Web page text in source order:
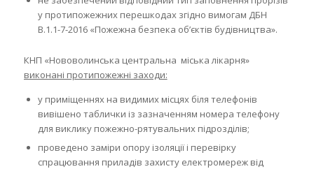
у протипожежних перешкодах згідно вимогам ДБН
В.1.1-7-2016 «Пожежна безпека об’єктів будівництва».
КНП «Нововолинська центральна міська лікарня»
виконані протипожежні заходи:
у приміщеннях на видимих місцях біля телефонів
вивішено таблички із зазначенням номера телефону
для виклику пожежно-рятувальних підрозділів;
проведено заміри опору ізоляції і перевірку
спрацювання приладів захисту електромереж від